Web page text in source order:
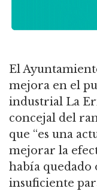
El
mejora en el
industrial La
concejal del
que “es una
mejorar la
había quedado
insuficiente